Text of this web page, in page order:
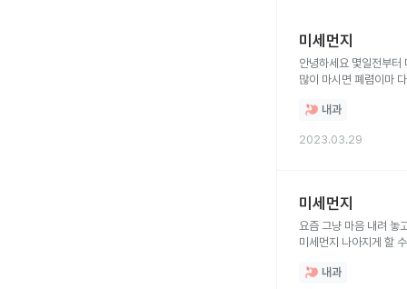
미세먼지
안녕하세요 몇일전부터
많이 마시면 폐렴이마
내과
2023.03.29
미세먼지
요즘 그냥 마음 내려 놓
미세먼지 나아지게 할
내과